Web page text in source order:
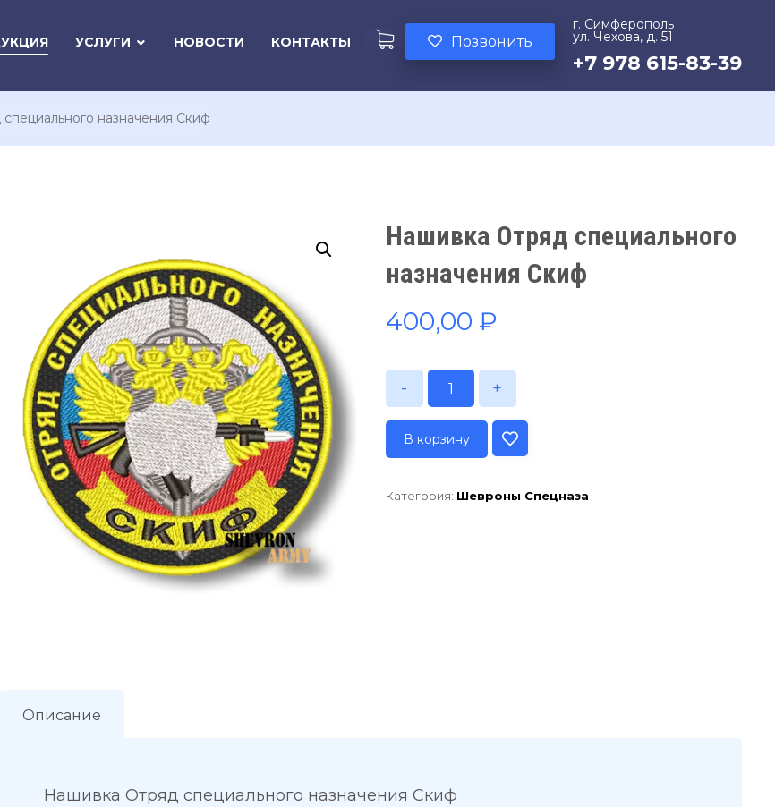
г. Симферополь
ул. Чехова, д. 51
+7 978 615-83-39
Позвонить
УСЛУГИ НОВОСТИ КОНТАКТЫ
назначения Скиф
Нашивка Отряд специального
назначения Скиф
400,00 ₽
- +
В корзину
Категория: Шевроны Спецназа
Описание
Нашивка Отряд специального назначения Скиф